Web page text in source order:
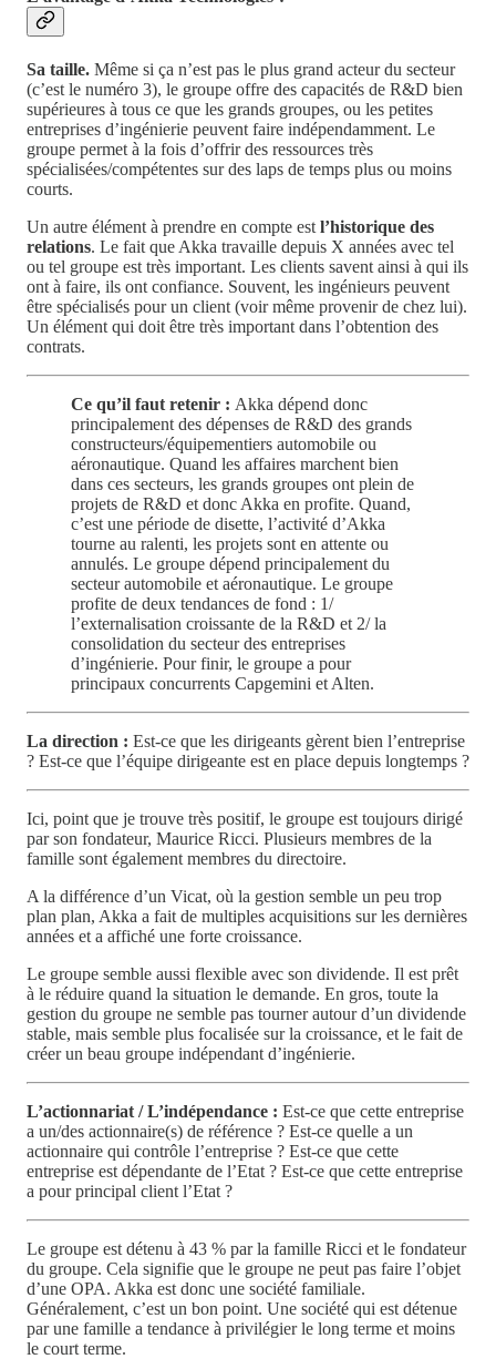
Sa taille. Même si ça n’est pas le plus grand acteur du secteur
(c’est le numéro 3), le groupe offre des capacités de R&D bien
supérieures à tous ce que les grands groupes, ou les petites
entreprises d’ingénierie peuvent faire indépendamment. Le
groupe permet à la fois d’offrir des ressources très
spécialisées/compétentes sur des laps de temps plus ou moins
courts.
Un autre élément à prendre en compte est l’historique des
relations. Le fait que Akka travaille depuis X années avec tel
ou tel groupe est très important. Les clients savent ainsi à qui ils
ont à faire, ils ont confiance. Souvent, les ingénieurs peuvent
être spécialisés pour un client (voir même provenir de chez lui).
Un élément qui doit être très important dans l’obtention des
contrats.
Ce qu’il faut retenir : Akka dépend donc
principalement des dépenses de R&D des grands
constructeurs/équipementiers automobile ou
aéronautique. Quand les affaires marchent bien
dans ces secteurs, les grands groupes ont plein de
projets de R&D et donc Akka en profite. Quand,
c’est une période de disette, l’activité d’Akka
tourne au ralenti, les projets sont en attente ou
annulés. Le groupe dépend principalement du
secteur automobile et aéronautique. Le groupe
profite de deux tendances de fond : 1/
l’externalisation croissante de la R&D et 2/ la
consolidation du secteur des entreprises
d’ingénierie. Pour finir, le groupe a pour
principaux concurrents Capgemini et Alten.
La direction : Est-ce que les dirigeants gèrent bien l’entreprise
? Est-ce que l’équipe dirigeante est en place depuis longtemps ?
Ici, point que je trouve très positif, le groupe est toujours dirigé
par son fondateur, Maurice Ricci. Plusieurs membres de la
famille sont également membres du directoire.
A la différence d’un Vicat, où la gestion semble un peu trop
plan plan, Akka a fait de multiples acquisitions sur les dernières
années et a affiché une forte croissance.
Le groupe semble aussi flexible avec son dividende. Il est prêt
à le réduire quand la situation le demande. En gros, toute la
gestion du groupe ne semble pas tourner autour d’un dividende
stable, mais semble plus focalisée sur la croissance, et le fait de
créer un beau groupe indépendant d’ingénierie.
L’actionnariat / L’indépendance : Est-ce que cette entreprise
a un/des actionnaire(s) de référence ? Est-ce quelle a un
actionnaire qui contrôle l’entreprise ? Est-ce que cette
entreprise est dépendante de l’Etat ? Est-ce que cette entreprise
a pour principal client l’Etat ?
Le groupe est détenu à 43 % par la famille Ricci et le fondateur
du groupe. Cela signifie que le groupe ne peut pas faire l’objet
d’une OPA. Akka est donc une société familiale.
Généralement, c’est un bon point. Une société qui est détenue
par une famille a tendance à privilégier le long terme et moins
le court terme.